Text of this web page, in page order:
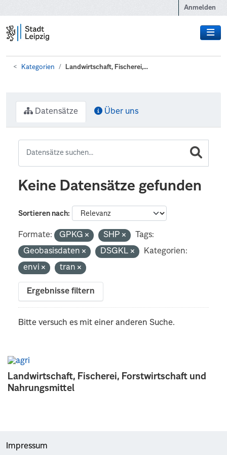
Anmelden
Kategorien Landwirtschaft, Fischerei,...
Landwirtschaft, Fischerei, Forstwirtschaft und
Nahrungsmittel
Datensätze Über uns
Keine Datensätze gefunden
Sortieren nach
Formate: GPKG SHP
Tags:
Geobasisdaten
DSGKL
Kategorien:
envi
tran
Ergebnisse filtern
Bitte versuch es mit einer anderen Suche.
Impressum